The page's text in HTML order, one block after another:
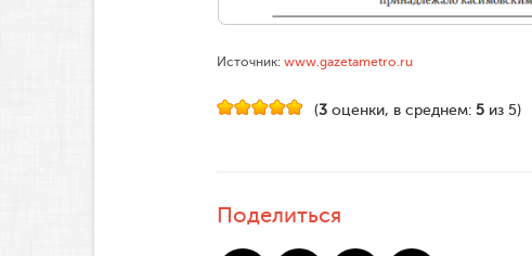
Источник: www.gazetametro.ru
(3оценки, в среднем: 5из 5)
Поделиться